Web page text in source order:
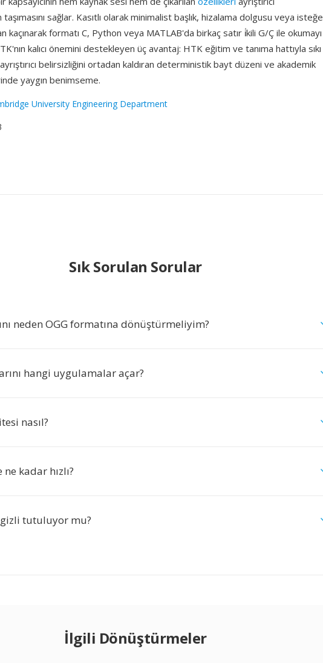
sağlar. Kasıtlı olarak minimalist başlık, hizalama dolgusu veya isteğe
kaçınarak formatı C, Python veya MATLAB'da birkaç satır i̇kili G/Ç ile okumayı
kalıcı önemini destekleyen üç avantaj: HTK eğitim ve tanıma hattıyla sıkı
belirsizliğini ortadan kaldıran deterministik bayt düzeni ve akademik
yaygın benimseme.
University Engineering Department
Sık Sorulan Sorular
neden OGG formatına dönüştürmeliyim?
hangi uygulamalar açar?
nasıl?
kadar hızlı?
tutuluyor mu?
İlgili Dönüştürmeler